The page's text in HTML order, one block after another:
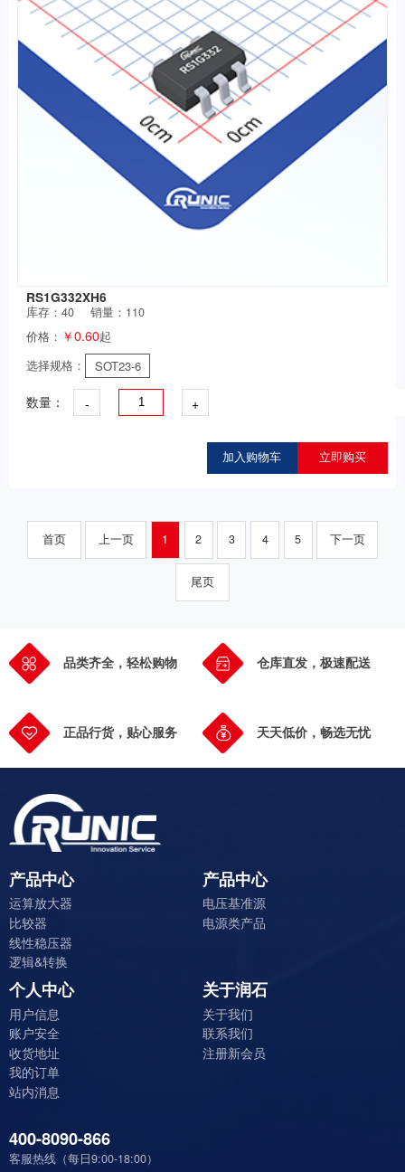
RS1G332XH6
库存：40
销量：110
价格： ￥0.60起
选择规格：
SOT23-6
数量： - +
加入购物车 立即购买
首页 上一页 1 2 3 4 5 下一页
尾页
品类齐全，轻松购物 仓库直发，极速配送
正品行货，贴心服务 天天低价，畅选无忧
产品中心
运算放大器
比较器
线性稳压器
逻辑&转换
产品中心
电压基准源
电源类产品
个人中心
用户信息
账户安全
收货地址
我的订单
站内消息
关于润石
关于我们
联系我们
注册新会员
400-8090-866
客服热线（每日9:00-18:00）